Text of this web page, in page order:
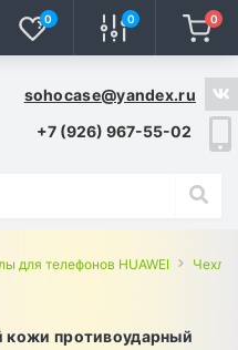
0 0 0
sohocase@yandex.ru
+7 (926) 967-55-02
для телефонов HUAWEI Чехлы
кожи противоударный